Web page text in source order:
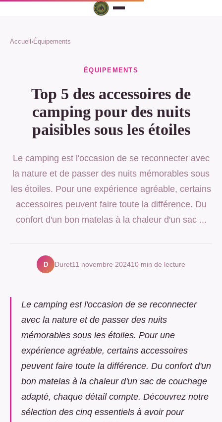
Accueil ›Équipements
ÉQUIPEMENTS
Top 5 des accessoires de
camping pour des nuits
paisibles sous les étoiles
Le camping est l'occasion de se reconnecter avec
la nature et de passer des nuits mémorables sous
les étoiles. Pour une expérience agréable, certains
accessoires peuvent faire toute la différence. Du
confort d'un bon matelas à la chaleur d'un sac ...
D Duret11 novembre 202410 min de lecture
Le camping est l'occasion de se reconnecter
avec la nature et de passer des nuits
mémorables sous les étoiles. Pour une
expérience agréable, certains accessoires
peuvent faire toute la différence. Du confort d'un
bon matelas à la chaleur d'un sac de couchage
adapté, chaque détail compte. Découvrez notre
sélection des cinq essentiels à avoir pour